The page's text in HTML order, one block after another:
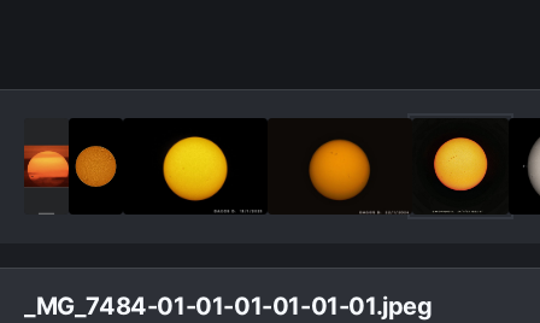
_MG_7484-01-01-01-01-01-01.jpeg